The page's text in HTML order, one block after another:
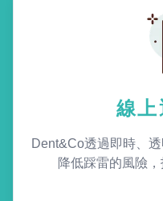
線上
Dent&Co透過即時、
降低踩雷的風險